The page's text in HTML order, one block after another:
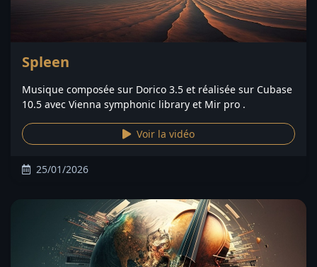
Spleen
Musique composée sur Dorico 3.5 et réalisée sur Cubase
10.5 avec Vienna symphonic library et Mir pro .
Voir la vidéo
25/01/2026